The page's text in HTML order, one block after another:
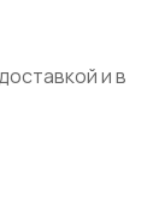
и в